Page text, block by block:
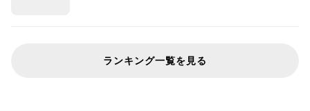
ランキング一覧を見る